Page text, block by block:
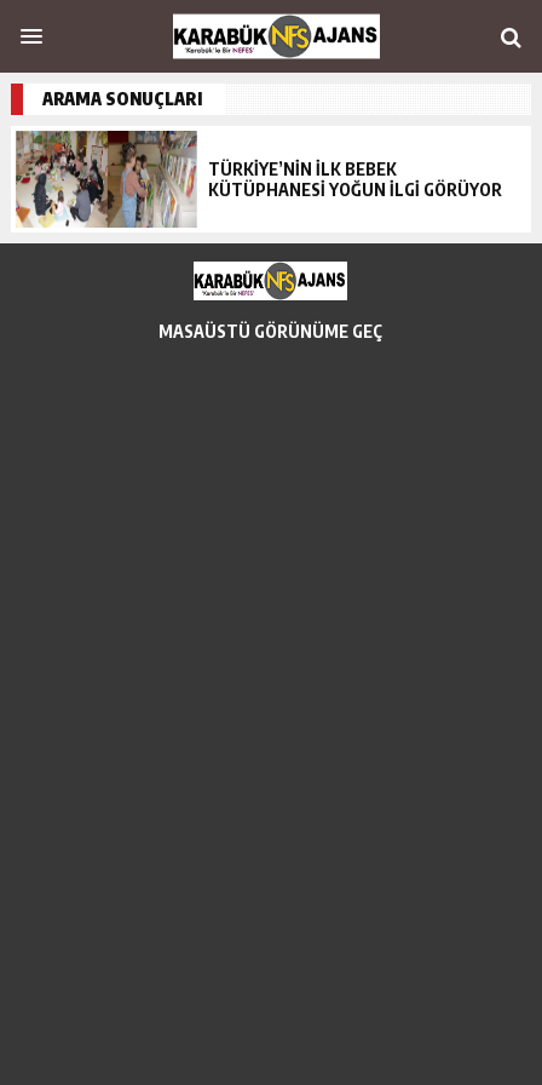
ARAMA SONUÇLARI
TÜRKİYE’NİN İLK BEBEK
KÜTÜPHANESİ YOĞUN İLGİ GÖRÜYOR
MASAÜSTÜ GÖRÜNÜME GEÇ